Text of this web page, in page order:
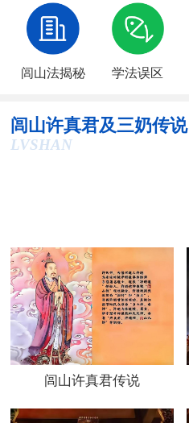
闾山法揭秘 学法误区
闾山许真君及三奶传说
LVSHAN
闾山许真君传说